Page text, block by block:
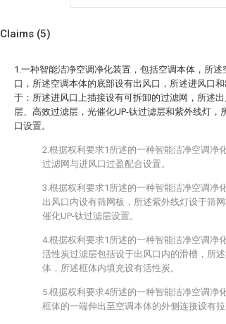
Claims (5)
1.一种智能洁净空调净化装置，包括空调本体，所
口，所述空调本体的底部设有出风口，所述进风口
于：所述进风口上插接设有可拆卸的过滤网，所述
层、高效过滤层，光催化UP-钛过滤层和紫外线灯，
口设置。
2.根据权利要求1所述的一种智能洁净空调净
过滤网与进风口过盈配合设置。
3.根据权利要求1所述的一种智能洁净空调净
出风口内设有筛网板，所述紫外线灯设于筛
催化UP-钛过滤层设置。
4.根据权利要求1所述的一种智能洁净空调净
活性炭过滤层包括设于出风口内的滑槽，所
体，所述框体内填充设有活性炭。
5.根据权利要求4所述的一种智能洁净空调净
框体的一端伸出至空调本体的外侧连接设有拉